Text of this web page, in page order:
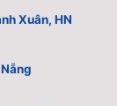
Xuân, HN